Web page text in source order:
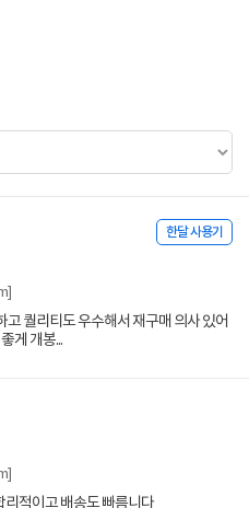
한달 사용기
퀄리티도 우수해서 재구매 의사 있어
게 개봉...
적이고 배송도 빠름니다